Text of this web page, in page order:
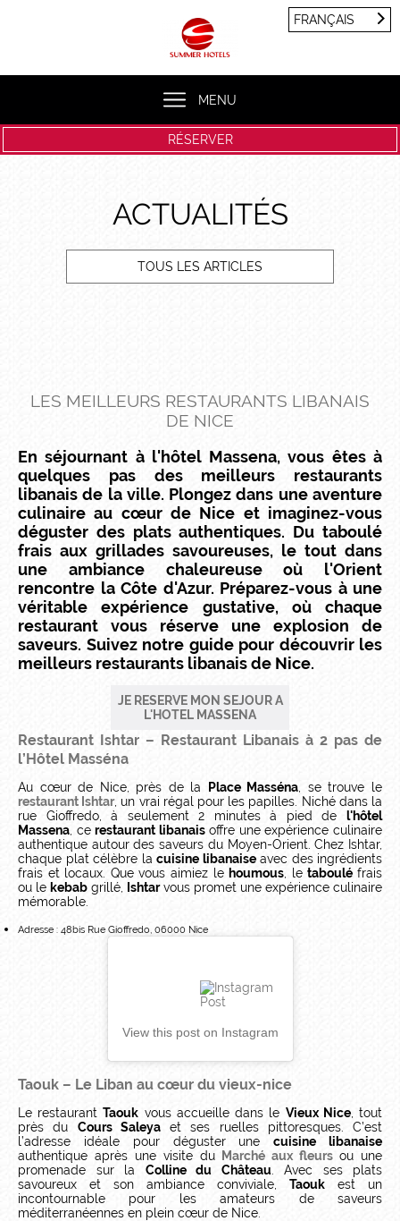
MENU
FRANÇAIS
RÉSERVER
ACTUALITÉS
TOUS LES ARTICLES
LES MEILLEURS RESTAURANTS LIBANAIS
DE NICE
En séjournant à l'hôtel Massena, vous êtes à
quelques pas des meilleurs restaurants
libanais de la ville. Plongez dans une aventure
culinaire au cœur de Nice et imaginez-vous
déguster des plats authentiques. Du taboulé
frais aux grillades savoureuses, le tout dans
une ambiance chaleureuse où l'Orient
rencontre la Côte d'Azur. Préparez-vous à une
véritable expérience gustative, où chaque
restaurant vous réserve une explosion de
saveurs. Suivez notre guide pour découvrir les
meilleurs restaurants libanais de Nice.
JE RESERVE MON SEJOUR A
L'HOTEL MASSENA
Restaurant Ishtar – Restaurant Libanais à 2 pas de
l’Hôtel Masséna
Au cœur de Nice, près de la Place Masséna , se trouve le
restaurant Ishtar, un vrai régal pour les papilles. Niché dans la
rue Gioffredo, à seulement 2 minutes à pied de
l'hôtel
Massena , cerestaurant libanaisoffre une expérience culinaire
authentique autour des saveurs du Moyen-Orient. Chez Ishtar,
chaque plat célèbre la cuisine libanaiseavec des ingrédients
frais et locaux. Que vous aimiez le houmous , letabouléfrais
ou le kebab grillé, Ishtarvous promet une expérience culinaire
mémorable.
Adresse : 48bis Rue Gioffredo, 06000 Nice
View this post on Instagram
Taouk – Le Liban au cœur du vieux-nice
Le restaurantTaouk vous accueille dans le Vieux Nice, tout
près du Cours Saleyaet ses ruelles pittoresques. C’est
l’adresse idéale pour déguster unecuisine libanaise
authentique après une visite du Marché aux fleurs ou une
promenade sur la Colline du Château. Avec ses plats
savoureux et son ambiance conviviale, Taouk est un
incontournable pour les amateurs de saveurs
méditerranéennes en plein cœur de Nice.